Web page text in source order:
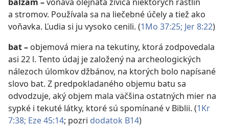
balzam –voňavá olejnatá živica niektorých rastlín
a stromov. Používala sa na liečebné účely a tiež ako
voňavka. Ľudia si ju vysoko cenili. (1Mo 37:25; Jer 8:22)
bat– objemová miera na tekutiny, ktorá zodpovedala
asi 22 l. Tento údaj je založený na archeologických
nálezoch úlomkov džbánov, na ktorých bolo napísané
slovo bat. Z predpokladaného objemu batu sa
odvodzuje, aký objem mala väčšina ostatných mier na
sypké i tekuté látky, ktoré sú spomínané v Biblii. (1Kr
7:38; Eze 45:14; pozri dodatok B14)